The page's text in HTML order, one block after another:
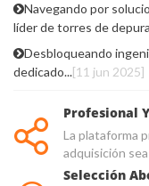
Navegando por
líder de torres de
Desbloqueando
dedicado...[11 jun 2025]
Profesional
La plataforma
adquisición
Selección